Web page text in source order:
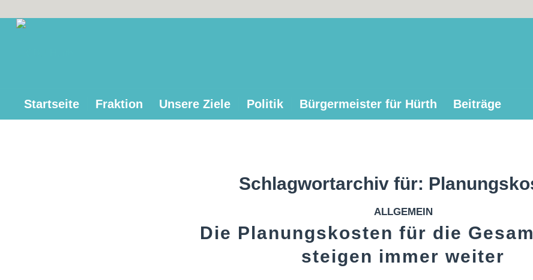
Startseite Fraktion Unsere Ziele Politik Bürgermeister für Hürth Beiträge
Schlagwortarchiv für:
ALLGEMEIN
Die Planungskosten für die
steigen immer weiter